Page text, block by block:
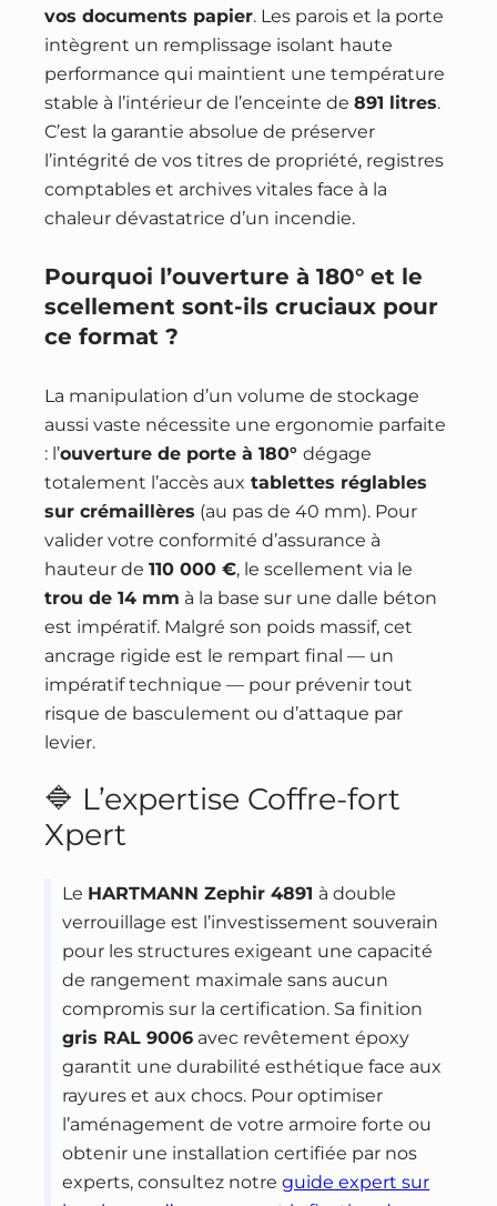
vos documents papier. Les parois et la porte
intègrent un remplissage isolant haute
performance qui maintient une température
stable à l’intérieur de l’enceinte de 891 litres.
C’est la garantie absolue de préserver
l’intégrité de vos titres de propriété, registres
comptables et archives vitales face à la
chaleur dévastatrice d’un incendie.
Pourquoi l’ouverture à 180° et le
scellement sont-ils cruciaux pour
ce format ?
La manipulation d’un volume de stockage
aussi vaste nécessite une ergonomie parfaite
: l’ouverture de porte à 180° dégage
totalement l’accès aux tablettes réglables
sur crémaillères (au pas de 40 mm). Pour
valider votre conformité d’assurance à
hauteur de 110 000 €, le scellement via le
trou de 14 mm à la base sur une dalle béton
est impératif. Malgré son poids massif, cet
ancrage rigide est le rempart final — un
impératif technique — pour prévenir tout
risque de basculement ou d’attaque par
levier.
🔷 L’expertise Coffre-fort
Xpert
Le HARTMANN Zephir 4891 à double
verrouillage est l’investissement souverain
pour les structures exigeant une capacité
de rangement maximale sans aucun
compromis sur la certification. Sa finition
gris RAL 9006 avec revêtement époxy
garantit une durabilité esthétique face aux
rayures et aux chocs. Pour optimiser
l’aménagement de votre armoire forte ou
obtenir une installation certifiée par nos
experts, consultez notreguide expert sur